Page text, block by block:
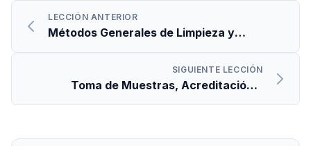
LECCIÓN ANTERIOR
Métodos Generales de Limpieza y
SIGUIENTE LECCIÓN
Toma de Muestras, Acreditación y
Certificación